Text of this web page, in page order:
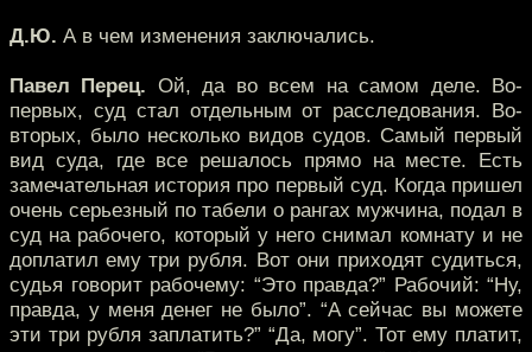
Д.Ю. А в чем изменения заключались.
Павел Перец. Ой, да во всем на самом деле. Во-
первых, суд стал отдельным от расследования. Во-
вторых, было несколько видов судов. Самый первый
вид суда, где все решалось прямо на месте. Есть
замечательная история про первый суд. Когда пришел
очень серьезный по табели о рангах мужчина, подал в
суд на рабочего, который у него снимал комнату и не
доплатил ему три рубля. Вот они приходят судиться,
судья говорит рабочему: “Это правда?” Рабочий: “Ну,
правда, у меня денег не было”. “А сейчас вы можете
эти три рубля заплатить?” “Да, могу”. Тот ему платит,